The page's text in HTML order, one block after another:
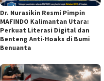
Dr. Nurasikin Resmi Pimpin
MAFINDO Kalimantan Utara:
Perkuat Literasi Digital dan
Benteng Anti-Hoaks di Bumi
Benuanta